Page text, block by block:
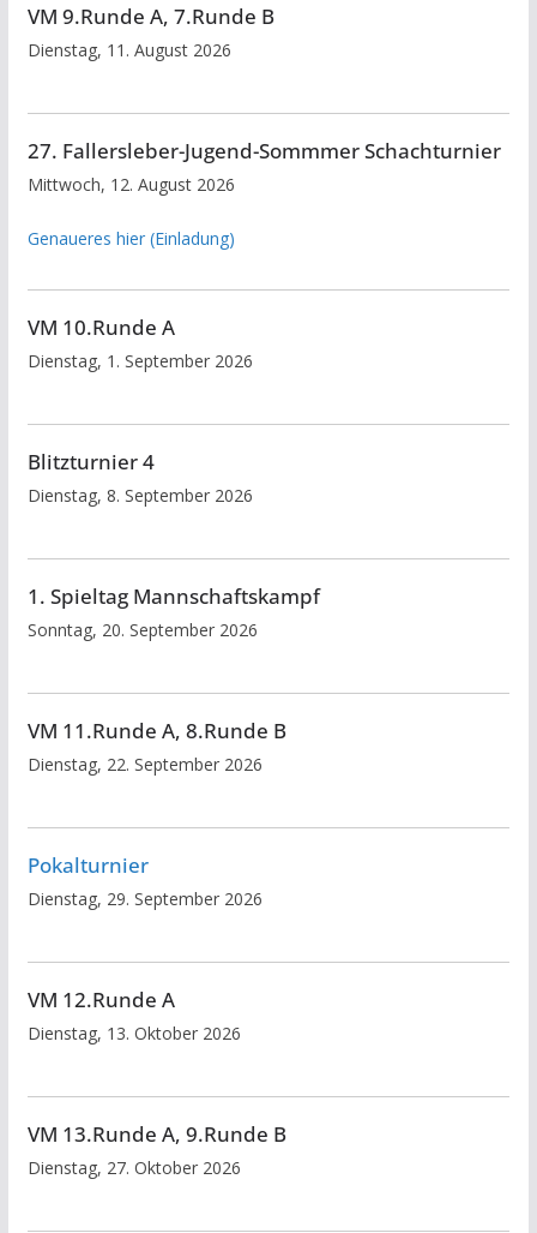
VM 9.Runde A, 7.Runde B
Dienstag, 11. August 2026
27. Fallersleber-Jugend-Sommmer Schachturnier
Mittwoch, 12. August 2026
Genaueres hier (Einladung)
VM 10.Runde A
Dienstag, 1. September 2026
Blitzturnier 4
Dienstag, 8. September 2026
1. Spieltag Mannschaftskampf
Sonntag, 20. September 2026
VM 11.Runde A, 8.Runde B
Dienstag, 22. September 2026
Pokalturnier
Dienstag, 29. September 2026
VM 12.Runde A
Dienstag, 13. Oktober 2026
VM 13.Runde A, 9.Runde B
Dienstag, 27. Oktober 2026